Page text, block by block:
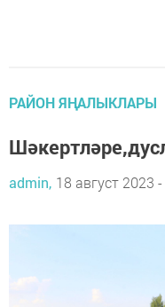
РАЙОН ЯҢАЛЫКЛАРЫ
admin, 18 август 2023